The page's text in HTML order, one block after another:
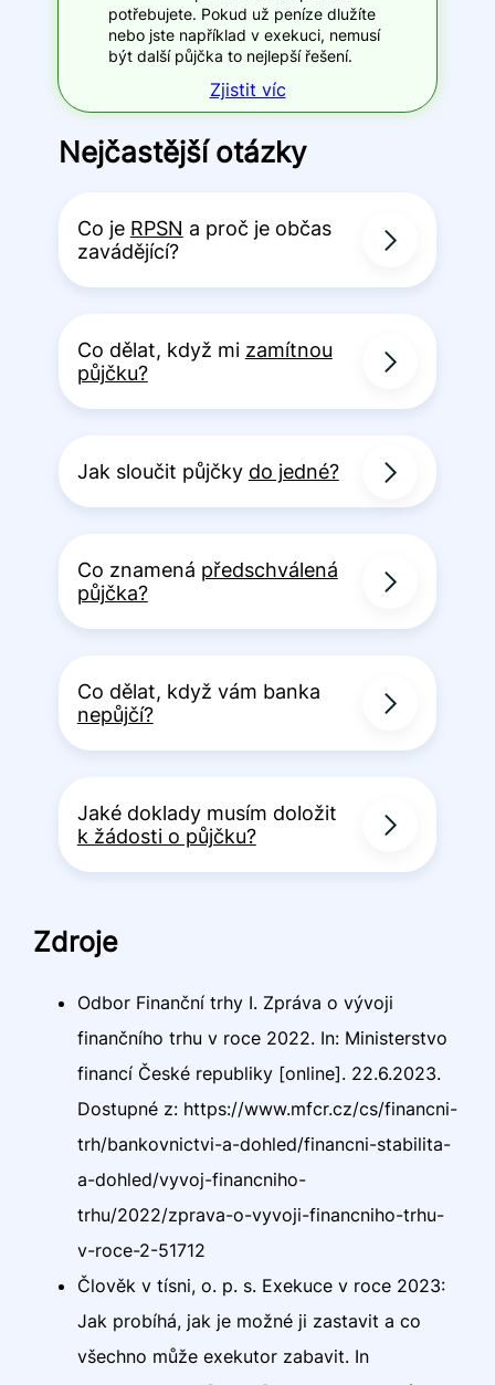
potřebujete. Pokud už peníze dlužíte
nebo jste například v exekuci, nemusí
být další půjčka to nejlepší řešení.
Zjistit víc
Nejčastější otázky
Co je RPSN a proč je občas
zavádějící?
Co dělat, když mi zamítnou
půjčku?
Jak sloučit půjčky do jedné?
Co znamená předschválená
půjčka?
Co dělat, když vám banka
nepůjčí?
Jaké doklady musím doložit
k žádosti o půjčku?
Zdroje
Odbor Finanční trhy I. Zpráva o vývoji
finančního trhu v roce 2022. In: Ministerstvo
financí České republiky [online]. 22.6.2023.
Dostupné z: https://www.mfcr.cz/cs/financni-
trh/bankovnictvi-a-dohled/financni-stabilita-
a-dohled/vyvoj-financniho-
trhu/2022/zprava-o-vyvoji-financniho-trhu-
v-roce-2-51712
Člověk v tísni, o. p. s. Exekuce v roce 2023:
Jak probíhá, jak je možné ji zastavit a co
všechno může exekutor zabavit. In